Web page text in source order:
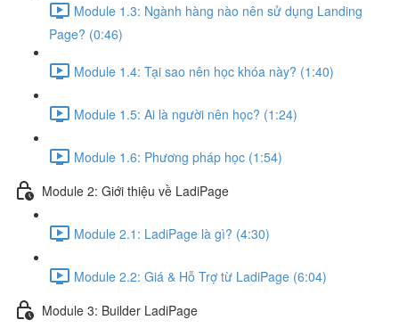
Module 1.3: Ngành hàng nào nên sử dụng Landing
Page? (0:46)
Module 1.4: Tại sao nên học khóa này? (1:40)
Module 1.5: Ai là người nên học? (1:24)
Module 1.6: Phương pháp học (1:54)
Module 2: Giới thiệu về LadiPage
Module 2.1: LadiPage là gì? (4:30)
Module 2.2: Giá & Hỗ Trợ từ LadiPage (6:04)
Module 3: Builder LadiPage